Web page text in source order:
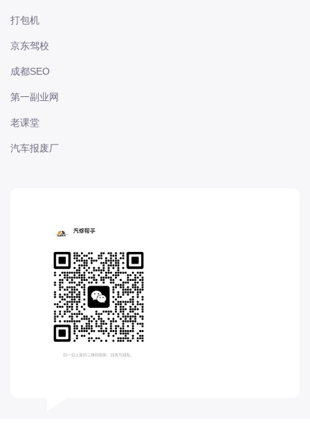
创维
昌河
长安
长安-跨越
D
DS
DS
DS-进口
东南
打包机
京东驾校
成都SEO
第一副业网
老课堂
汽车报废厂